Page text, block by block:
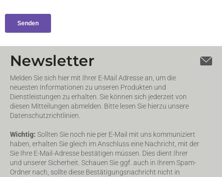
Newsletter
Melden Sie sich hier mit Ihrer E-Mail Adresse an, um die
neuesten Informationen zu unseren Produkten und
Dienstleistungen zu erhalten. Sie können sich jederzeit von
diesen Mitteilungen abmelden. Bitte lesen Sie hierzu unsere
Datenschutzrichtlinien.
Wichtig: Sollten Sie noch nie per E-Mail mit uns kommuniziert
haben, erhalten Sie gleich im Anschluss eine Nachricht, mit der
Sie Ihre E-Mail-Adresse bestätigen müssen. Dies dient Ihrer
und unserer Sicherheit. Schauen Sie ggf. auch in Ihrem Spam-
Ordner nach, sollte diese Bestätigungsnachricht nicht in